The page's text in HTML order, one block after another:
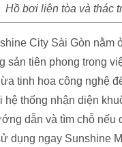
Hồ bơi liên tòa và thác
City Sài Gòn
sản tiên phong trong
tinh hoa công nghệ
thống nhận diện
dẫn và tìm chỗ nếu
dụng ngay Sunshine